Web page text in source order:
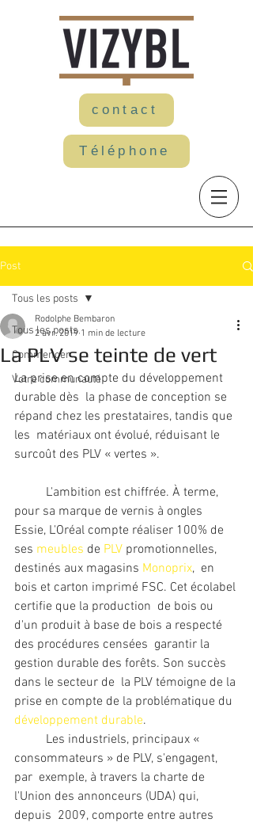
contact
Téléphone
Post
Tous les posts
Commencer
Votre communauté
Tous les posts
La PLV se teinte de vert
Rodolphe Bembaron
2 avr. 2019 1 min de lecture
La prise en compte du développement
durable dès  la phase de conception se
répand chez les prestataires, tandis que
les  matériaux ont évolué, réduisant le
surcoût des PLV « vertes ».
pour sa marque de vernis à ongles
Essie, L'Oréal compte réaliser 100% de
ses meubles de PLV promotionnelles,
destinés aux magasins Monoprix,  en
bois et carton imprimé FSC. Cet écolabel
certifie que la production  de bois ou
d'un produit à base de bois a respecté
des procédures censées  garantir la
gestion durable des forêts. Son succès
dans le secteur de  la PLV témoigne de la
prise en compte de la problématique du
développement durable.
consommateurs » de PLV, s'engagent,
par  exemple, à travers la charte de
l'Union des annonceurs (UDA) qui,
depuis  2009, comporte entre autres